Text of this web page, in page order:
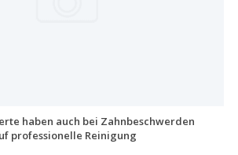
haben auch bei Zahnbeschwerden
professionelle Reinigung